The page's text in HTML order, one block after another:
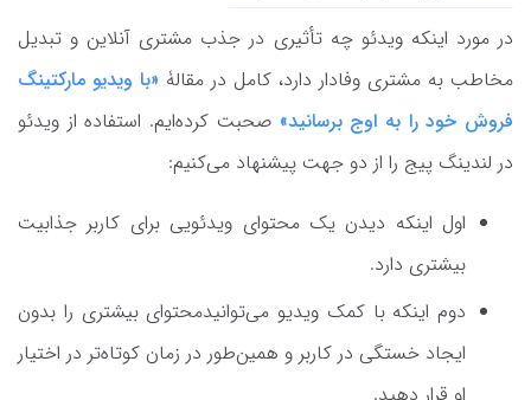
در مورد اینکه ویدئو چه تأثیری در جذب مشتری آنلاین و تبدیل
مخاطب به مشتری وفادار دارد، کامل در مقالۀ «با ویدیو مارکتینگ
فروش خود را به اوج برسانید» صحبت کرده‌ایم. استفاده از ویدئو
در لندینگ پیج را از دو جهت پیشنهاد می‌کنیم:
اول اینکه دیدن یک محتوای ویدئویی برای کاربر جذابیت
بیشتری دارد.
دوم اینکه با کمک ویدیو می‌توانیدمحتوای بیشتری را بدون
ایجاد خستگی در کاربر و همین‌طور در زمان کوتاه‌تر در اختیار